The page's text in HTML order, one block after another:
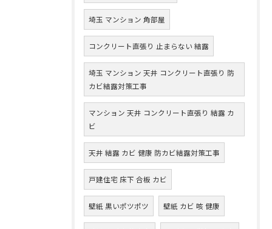
埼玉 マンション 角部屋
コンクリート直張り 止まらない 結露
埼玉 マンション 天井 コンクリート直張り 防
カビ結露対策工事
マンション 天井 コンクリート直張り 結露 カ
ビ
天井 結露 カビ 健康 防カビ結露対策工事
戸建住宅 床下 合板 カビ
壁紙 黒いポツポツ 壁紙 カビ 咳 健康